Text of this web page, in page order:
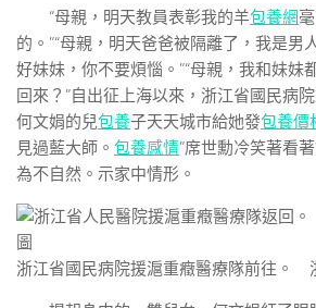
“母親，明天教員表彰我的羊包養網
的。”“母親，明天爸爸被隔離了，我是男
好妹妹，你不要煩惱。”“母親，我和妹妹
回來？”自出征上海以來，浙江省國民病
何文娟的兒包養子天天城市給她發包養價
見過藍大師。 包養感情”席世勳冷笑著看
為不自然。示家中情形。
浙江省國民病院援滬重癥醫療隊前往。